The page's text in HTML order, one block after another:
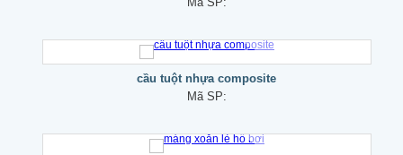
cầu tuột nhựa composite
Mã SP: